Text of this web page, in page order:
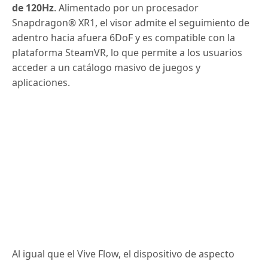
de 120Hz. Alimentado por un procesador
Snapdragon® XR1, el visor admite el seguimiento de
adentro hacia afuera 6DoF y es compatible con la
plataforma SteamVR, lo que permite a los usuarios
acceder a un catálogo masivo de juegos y
aplicaciones.
Al igual que el Vive Flow, el dispositivo de aspecto